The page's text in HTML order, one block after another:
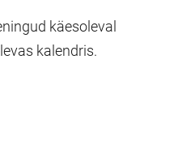
käesoleval
kalendris.